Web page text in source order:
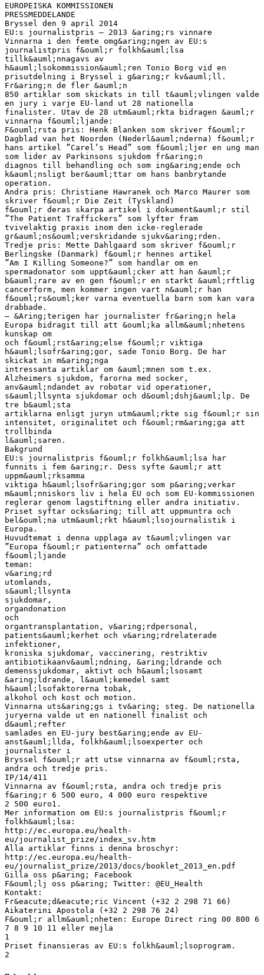
EUROPEISKA KOMMISSIONEN
PRESSMEDDELANDE
Bryssel den 9 april 2014
EU:s journalistpris – 2013 &aring;rs vinnare
Vinnarna i den femte omg&aring;ngen av EU:s
journalistpris f&ouml;r folkh&auml;lsa
tillk&auml;nnagavs av
h&auml;lsokommission&auml;ren Tonio Borg vid en
prisutdelning i Bryssel i g&aring;r kv&auml;ll.
Fr&aring;n de fler &auml;n
850 artiklar som skickats in till t&auml;vlingen valde
en jury i varje EU-land ut 28 nationella
finalister. Utav de 28 utm&auml;rkta bidragen &auml;r
vinnarna f&ouml;ljande:
F&ouml;rsta pris: Henk Blanken som skriver f&ouml;r
Dagblad van het Noorden (Nederl&auml;nderna) f&ouml;r
hans artikel ”Carel’s Head” som f&ouml;ljer en ung man
som lider av Parkinsons sjukdom fr&aring;n
diagnos till behandling och som ing&aring;ende och
k&auml;nsligt ber&auml;ttar om hans banbrytande
operation.
Andra pris: Christiane Hawranek och Marco Maurer som
skriver f&ouml;r Die Zeit (Tyskland)
f&ouml;r deras skarpa artikel i dokument&auml;r stil
”The Patient Traffickers” som lyfter fram
tvivelaktig praxis inom den icke-reglerade
gr&auml;ns&ouml;verskridande sjukv&aring;rden.
Tredje pris: Mette Dahlgaard som skriver f&ouml;r
Berlingske (Danmark) f&ouml;r hennes artikel
”Am I Killing Someone?” som handlar om en
spermadonator som uppt&auml;cker att han &auml;r
b&auml;rare av en gen f&ouml;r en starkt &auml;rftlig
cancerform, men kommer ingen vart n&auml;r han
f&ouml;rs&ouml;ker varna eventuella barn som kan vara
drabbade.
– &Aring;terigen har journalister fr&aring;n hela
Europa bidragit till att &ouml;ka allm&auml;nhetens
kunskap om
och f&ouml;rst&aring;else f&ouml;r viktiga
h&auml;lsofr&aring;gor, sade Tonio Borg. De har
skickat in m&aring;nga
intressanta artiklar om &auml;mnen som t.ex.
Alzheimers sjukdom, farorna med socker,
anv&auml;ndandet av robotar vid operationer,
s&auml;llsynta sjukdomar och d&ouml;dshj&auml;lp. De
tre b&auml;sta
artiklarna enligt juryn utm&auml;rkte sig f&ouml;r sin
intensitet, originalitet och f&ouml;rm&aring;ga att
trollbinda
l&auml;saren.
Bakgrund
EU:s journalistpris f&ouml;r folkh&auml;lsa har
funnits i fem &aring;r. Dess syfte &auml;r att
uppm&auml;rksamma
viktiga h&auml;lsofr&aring;gor som p&aring;verkar
m&auml;nniskors liv i hela EU och som EU-kommissionen
reglerar genom lagstiftning eller andra initiativ.
Priset syftar ocks&aring; till att uppmuntra och
bel&ouml;na utm&auml;rkt h&auml;lsojournalistik i
Europa.
Huvudtemat i denna upplaga av t&auml;vlingen var
”Europa f&ouml;r patienterna” och omfattade
f&ouml;ljande
teman:
v&aring;rd
utomlands,
s&auml;llsynta
sjukdomar,
organdonation
och
organtransplantation, v&aring;rdpersonal,
patients&auml;kerhet och v&aring;rdrelaterade
infektioner,
kroniska sjukdomar, vaccinering, restriktiv
antibiotikaanv&auml;ndning, &aring;ldrande och
demenssjukdomar, aktivt och h&auml;lsosamt
&aring;ldrande, l&auml;kemedel samt
h&auml;lsofaktorerna tobak,
alkohol och kost och motion.
Vinnarna uts&aring;gs i tv&aring; steg. De nationella
juryerna valde ut en nationell finalist och
d&auml;refter
samlades en EU-jury best&aring;ende av EU-
anst&auml;llda, folkh&auml;lsoexperter och
journalister i
Bryssel f&ouml;r att utse vinnarna av f&ouml;rsta,
andra och tredje pris.
IP/14/411
Vinnarna av f&ouml;rsta, andra och tredje pris
f&aring;r 6 500 euro, 4 000 euro respektive
2 500 euro1.
Mer information om EU:s journalistpris f&ouml;r
folkh&auml;lsa:
http://ec.europa.eu/health-
eu/journalist_prize/index_sv.htm
Alla artiklar finns i denna broschyr:
http://ec.europa.eu/health-
eu/journalist_prize/2013/docs/booklet_2013_en.pdf
Gilla oss p&aring; Facebook
F&ouml;lj oss p&aring; Twitter: @EU_Health
Kontakt:
Fr&eacute;d&eacute;ric Vincent (+32 2 298 71 66)
Aikaterini Apostola (+32 2 298 76 24)
F&ouml;r allm&auml;nheten: Europe Direct ring 00 800 6
7 8 9 10 11 eller mejla
1
Priset finansieras av EU:s folkh&auml;lsoprogram.